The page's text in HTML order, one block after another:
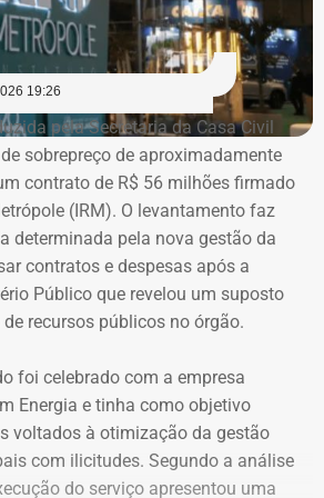
são prestadas pelos próprios
Eleitoral e podem considerar os
aquisição dos bens, e não
preços de mercado.
por si só, não indica a
19:26
pela Secretaria da Casa Civil
sobrepreço de aproximadamente
contrato de R$ 56 milhões firmado
(IRM). O levantamento faz
determinada pela nova gestão da
contratos e despesas após a
Público que revelou um suposto
recursos públicos no órgão.
foi celebrado com a empresa
Energia e tinha como objetivo
voltados à otimização da gestão
com ilicitudes. Segundo a análise
do serviço apresentou uma